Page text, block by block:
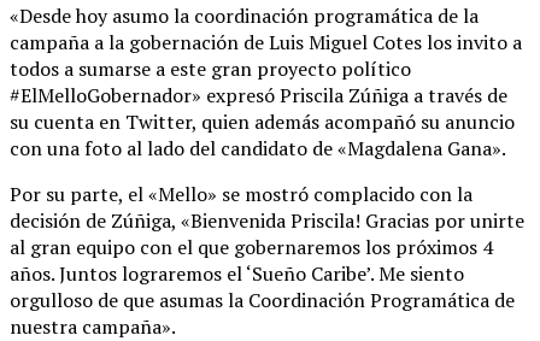
«Desde hoy asumo la coordinación programática de la
campaña a la gobernación de Luis Miguel Cotes los invito a
todos a sumarse a este gran proyecto político
#ElMelloGobernador» expresó Priscila Zúñiga a través de
su cuenta en Twitter, quien además acompañó su anuncio
con una foto al lado del candidato de «Magdalena Gana».
Por su parte, el «Mello» se mostró complacido con la
decisión de Zúñiga, «Bienvenida Priscila! Gracias por unirte
al gran equipo con el que gobernaremos los próximos 4
años. Juntos lograremos el ‘Sueño Caribe’. Me siento
orgulloso de que asumas la Coordinación Programática de
nuestra campaña».